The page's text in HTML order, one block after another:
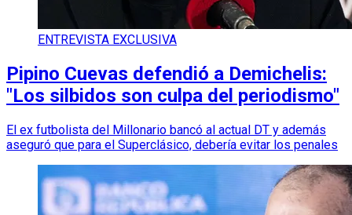
ENTREVISTA EXCLUSIVA
Pipino Cuevas defendió a Demichelis:
"Los silbidos son culpa del periodismo"
El ex futbolista del Millonario bancó al actual DT y además
aseguró que para el Superclásico, debería evitar los penales